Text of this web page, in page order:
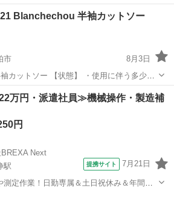
ので傷や状態どの見落としがある場合があ
質問してください。写真など追加しま
い不...
Blanchechou 半袖カットソー
市
8月3日
ソー 【状態】 ・使用に伴う多少の
汚れなどございます ・詳細は現地でご確
来かねますのでご了承願います ...
ソー 現地
万円・派遣社員≫機械操作・製造補
円
Next
駅
提携サイト 7月21日
定作業！日勤専属＆土日祝休み＆年間休